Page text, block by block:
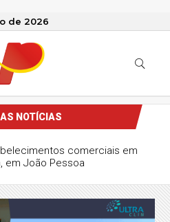
de 2026
NOTÍCIAS
comerciais em
em João Pessoa